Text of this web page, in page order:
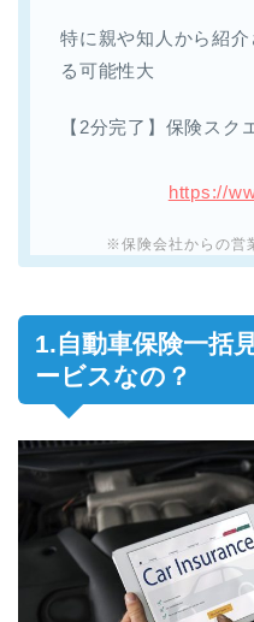
特に親や知人から紹
る可能性大
【2分完了】保険スク
https://
※保険会社からの営
1.自動車保険一括
ービスなの？